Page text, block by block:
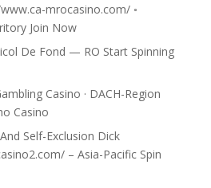
mrocasino.com/ ◦
Join Now
De Fond — RO Start Spinning
Casino · DACH-Region
Casino
Self-Exclusion Dick
– Asia-Pacific Spin